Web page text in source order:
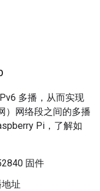
多播，从而实现
）网络段之间的多播
Pi，了解如
固件
址